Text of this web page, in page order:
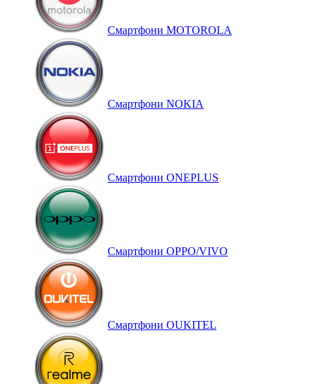
Смартфони MOTOROLA
Смартфони NOKIA
Смартфони ONEPLUS
Смартфони OPPO/VIVO
Смартфони OUKITEL